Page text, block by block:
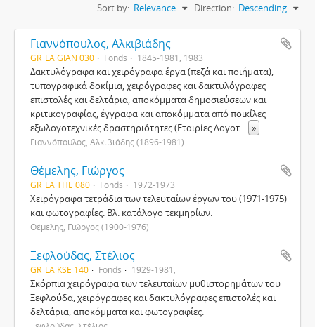
Sort by: Relevance Direction: Descending
Γιαννόπουλος, Αλκιβιάδης
GR_LA GIAN 030 Fonds 1845-1981, 1983
Δακτυλόγραφα και χειρόγραφα έργα (πεζά και ποιήματα),
τυπογραφικά δοκίμια, χειρόγραφες και δακτυλόγραφες
επιστολές και δελτάρια, αποκόμματα δημοσιεύσεων και
κριτικογραφίας, έγγραφα και αποκόμματα από ποικίλες
εξωλογοτεχνικές δραστηριότητες (Εταιρίες Λογοτ... »
Γιαννόπουλος, Αλκιβιάδης (1896-1981)
Θέμελης, Γιώργος
GR_LA THE 080 Fonds 1972-1973
Χειρόγραφα τετράδια των τελευταίων έργων του (1971-1975)
και φωτογραφίες. Βλ. κατάλογο τεκμηρίων.
Θέμελης, Γιώργος (1900-1976)
Ξεφλούδας, Στέλιος
GR_LA KSE 140 Fonds 1929-1981;
Σκόρπια χειρόγραφα των τελευταίων μυθιστορημάτων του
Ξεφλούδα, χειρόγραφες και δακτυλόγραφες επιστολές και
δελτάρια, αποκόμματα και φωτογραφίες.